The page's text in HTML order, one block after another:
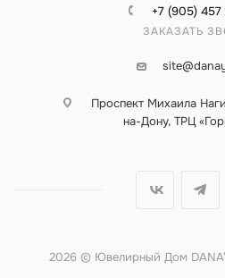
+7 (905)
ЗАКАЗАТЬ
Проспект Михаила
на-Дону, ТРЦ
2026 © Ювелирный Дом